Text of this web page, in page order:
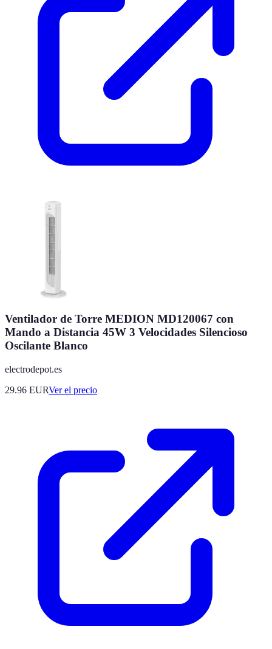
Ventilador de Torre MEDION MD120067 con
Mando a Distancia 45W 3 Velocidades Silencioso
Oscilante Blanco
electrodepot.es
29.96 EURVer el precio